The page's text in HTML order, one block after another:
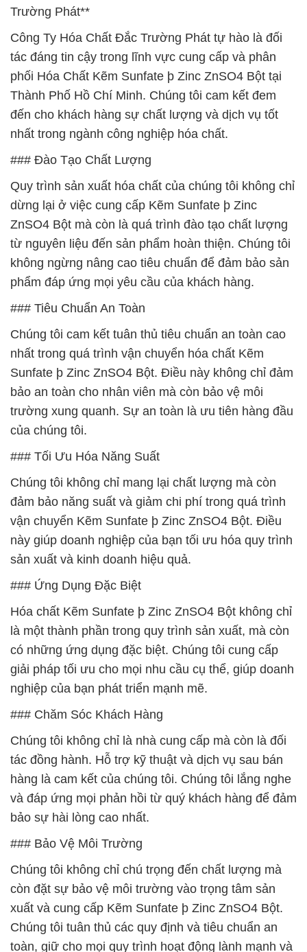
Trường Phát**
Công Ty Hóa Chất Đắc Trường Phát tự hào là đối
tác đáng tin cậy trong lĩnh vực cung cấp và phân
phối Hóa Chất Kẽm Sunfate þ Zinc ZnSO4 Bột tại
Thành Phố Hồ Chí Minh. Chúng tôi cam kết đem
đến cho khách hàng sự chất lượng và dịch vụ tốt
nhất trong ngành công nghiệp hóa chất.
### Đào Tạo Chất Lượng
Quy trình sản xuất hóa chất của chúng tôi không chỉ
dừng lại ở việc cung cấp Kẽm Sunfate þ Zinc
ZnSO4 Bột mà còn là quá trình đào tạo chất lượng
từ nguyên liệu đến sản phẩm hoàn thiện. Chúng tôi
không ngừng nâng cao tiêu chuẩn để đảm bảo sản
phẩm đáp ứng mọi yêu cầu của khách hàng.
### Tiêu Chuẩn An Toàn
Chúng tôi cam kết tuân thủ tiêu chuẩn an toàn cao
nhất trong quá trình vận chuyển hóa chất Kẽm
Sunfate þ Zinc ZnSO4 Bột. Điều này không chỉ đảm
bảo an toàn cho nhân viên mà còn bảo vệ môi
trường xung quanh. Sự an toàn là ưu tiên hàng đầu
của chúng tôi.
### Tối Ưu Hóa Năng Suất
Chúng tôi không chỉ mang lại chất lượng mà còn
đảm bảo năng suất và giảm chi phí trong quá trình
vận chuyển Kẽm Sunfate þ Zinc ZnSO4 Bột. Điều
này giúp doanh nghiệp của bạn tối ưu hóa quy trình
sản xuất và kinh doanh hiệu quả.
### Ứng Dụng Đặc Biệt
Hóa chất Kẽm Sunfate þ Zinc ZnSO4 Bột không chỉ
là một thành phần trong quy trình sản xuất, mà còn
có những ứng dụng đặc biệt. Chúng tôi cung cấp
giải pháp tối ưu cho mọi nhu cầu cụ thể, giúp doanh
nghiệp của bạn phát triển mạnh mẽ.
### Chăm Sóc Khách Hàng
Chúng tôi không chỉ là nhà cung cấp mà còn là đối
tác đồng hành. Hỗ trợ kỹ thuật và dịch vụ sau bán
hàng là cam kết của chúng tôi. Chúng tôi lắng nghe
và đáp ứng mọi phản hồi từ quý khách hàng để đảm
bảo sự hài lòng cao nhất.
### Bảo Vệ Môi Trường
Chúng tôi không chỉ chú trọng đến chất lượng mà
còn đặt sự bảo vệ môi trường vào trọng tâm sản
xuất và cung cấp Kẽm Sunfate þ Zinc ZnSO4 Bột.
Chúng tôi tuân thủ các quy định và tiêu chuẩn an
toàn, giữ cho mọi quy trình hoạt động lành mạnh và